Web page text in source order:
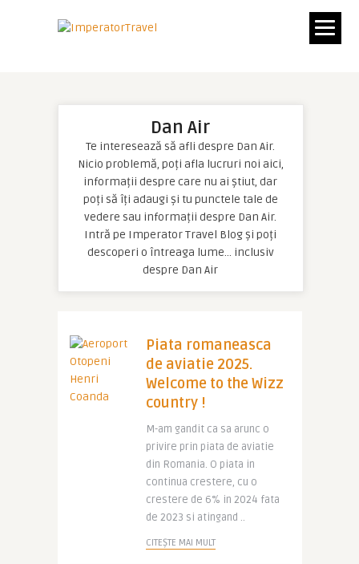
Dan Air
Te interesează să afli despre Dan Air.
Nicio problemă, poți afla lucruri noi aici,
informații despre care nu ai știut, dar
poți să îți adaugi și tu punctele tale de
vedere sau informații despre Dan Air.
Intră pe Imperator Travel Blog și poți
descoperi o întreaga lume… inclusiv
despre Dan Air
Piata romaneasca
de aviatie 2025.
Welcome to the Wizz
country !
M-am gandit ca sa arunc o
privire prin piata de aviatie
din Romania. O piata in
continua crestere, cu o
crestere de 6% in 2024 fata
de 2023 si atingand ..
CITEȘTE MAI MULT